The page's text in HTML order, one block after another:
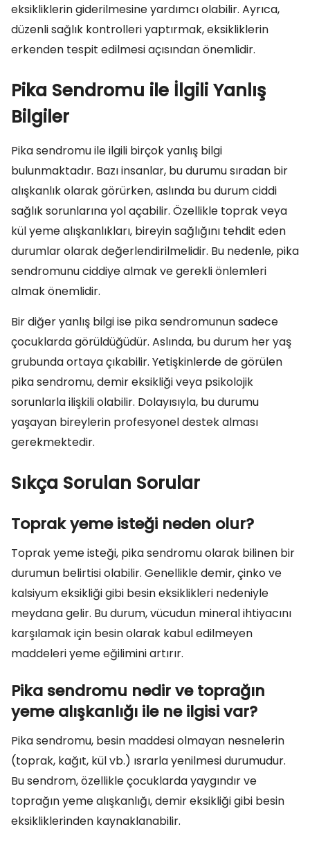
eksikliklerin giderilmesine yardımcı olabilir. Ayrıca,
düzenli sağlık kontrolleri yaptırmak, eksikliklerin
erkenden tespit edilmesi açısından önemlidir.
Pika Sendromu ile İlgili Yanlış
Bilgiler
Pika sendromu ile ilgili birçok yanlış bilgi
bulunmaktadır. Bazı insanlar, bu durumu sıradan bir
alışkanlık olarak görürken, aslında bu durum ciddi
sağlık sorunlarına yol açabilir. Özellikle toprak veya
kül yeme alışkanlıkları, bireyin sağlığını tehdit eden
durumlar olarak değerlendirilmelidir. Bu nedenle, pika
sendromunu ciddiye almak ve gerekli önlemleri
almak önemlidir.
Bir diğer yanlış bilgi ise pika sendromunun sadece
çocuklarda görüldüğüdür. Aslında, bu durum her yaş
grubunda ortaya çıkabilir. Yetişkinlerde de görülen
pika sendromu, demir eksikliği veya psikolojik
sorunlarla ilişkili olabilir. Dolayısıyla, bu durumu
yaşayan bireylerin profesyonel destek alması
gerekmektedir.
Sıkça Sorulan Sorular
Toprak yeme isteği neden olur?
Toprak yeme isteği, pika sendromu olarak bilinen bir
durumun belirtisi olabilir. Genellikle demir, çinko ve
kalsiyum eksikliği gibi besin eksiklikleri nedeniyle
meydana gelir. Bu durum, vücudun mineral ihtiyacını
karşılamak için besin olarak kabul edilmeyen
maddeleri yeme eğilimini artırır.
Pika sendromu nedir ve toprağın
yeme alışkanlığı ile ne ilgisi var?
Pika sendromu, besin maddesi olmayan nesnelerin
(toprak, kağıt, kül vb.) ısrarla yenilmesi durumudur.
Bu sendrom, özellikle çocuklarda yaygındır ve
toprağın yeme alışkanlığı, demir eksikliği gibi besin
eksikliklerinden kaynaklanabilir.